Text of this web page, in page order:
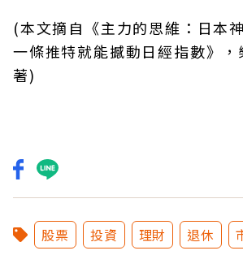
(本文摘自《主力的思維：日本
一條推特就能撼動日經指數》
著)
股票 投資 理財 退休